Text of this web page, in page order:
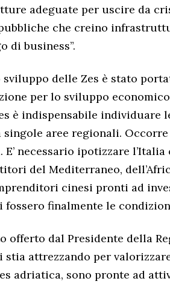
adeguate per uscire da
che creino
di business”.
delle Zes è stato
per lo sviluppo
è indispensabile individuare
aree regionali.
necessario ipotizzare
del Mediterraneo,
cinesi pronti ad
finalmente le
dal Presidente della
stia attrezzando per
adriatica, sono pronte ad